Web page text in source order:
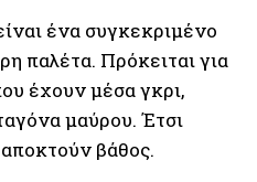
ένα συγκεκριμένο
παλέτα. Πρόκειται για
έχουν μέσα γκρι,
μαύρου. Έτσι
βάθος.